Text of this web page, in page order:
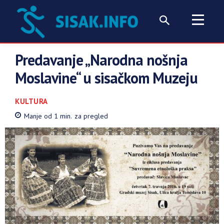
Predavanje „Narodna nošnja
Moslavine“ u sisačkom Muzeju
KULTURA
Manje od 1 min. za pregled